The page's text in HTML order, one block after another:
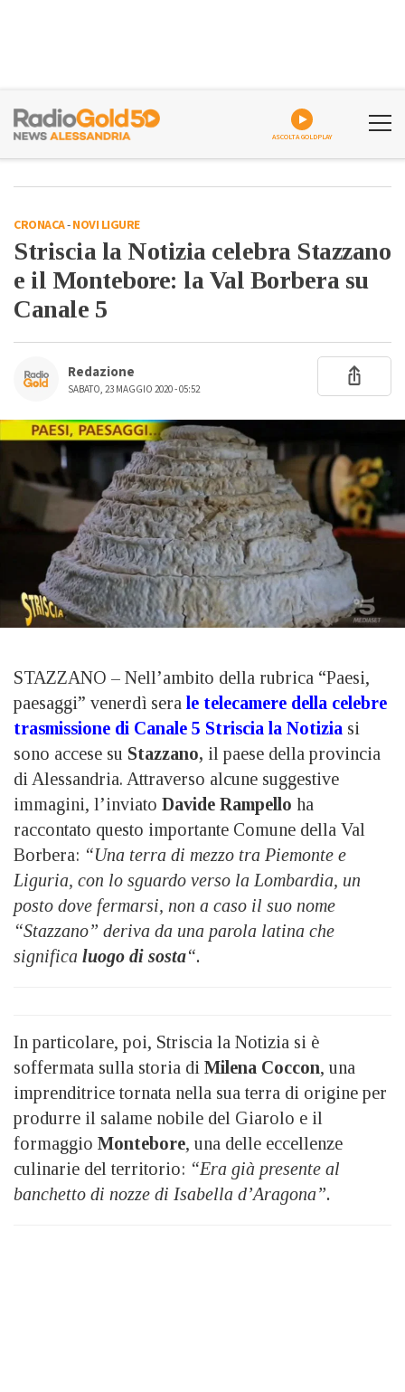
ASCOLTA GOLDPLAY
CRONACA-NOVI LIGURE
Striscia la Notizia celebra Stazzano
e il Montebore: la Val Borbera su
Canale 5
Redazione
SABATO, 23 MAGGIO 2020 - 05:52
STAZZANO – Nell’ambito della rubrica “Paesi,
paesaggi” venerdì sera le telecamere della celebre
trasmissione di Canale 5 Striscia la Notizia si
sono accese su Stazzano, il paese della provincia
di Alessandria. Attraverso alcune suggestive
immagini, l’inviato Davide Rampello ha
raccontato questo importante Comune della Val
Borbera: “Una terra di mezzo tra Piemonte e
Liguria, con lo sguardo verso la Lombardia, un
posto dove fermarsi, non a caso il suo nome
“Stazzano” deriva da una parola latina che
significa luogo di sosta“.
In particolare, poi, Striscia la Notizia si è
soffermata sulla storia di Milena Coccon, una
imprenditrice tornata nella sua terra di origine per
produrre il salame nobile del Giarolo e il
formaggio Montebore, una delle eccellenze
culinarie del territorio: “Era già presente al
banchetto di nozze di Isabella d’Aragona”.